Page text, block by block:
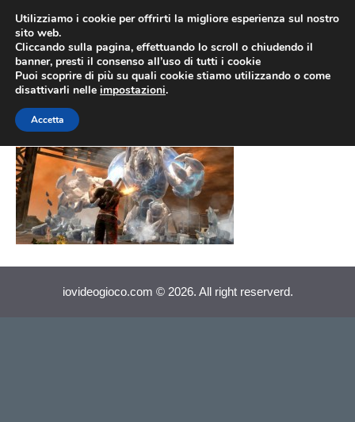
contenuto
inFamous 2 poteri
iovideogioco.com © 2026. All right reserverd.
Utilizziamo i cookie per offrirti la migliore esperienza sul nostro
sito web.
Cliccando sulla pagina, effettuando lo scroll o chiudendo il
banner, presti il consenso all’uso di tutti i cookie
Puoi scoprire di più su quali cookie stiamo utilizzando o come
disattivarli nelle impostazioni.
Accetta